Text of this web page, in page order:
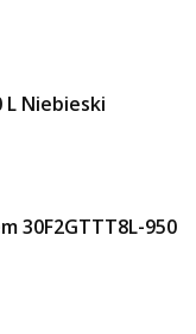
Niebieski
30F2GTTT8L-950